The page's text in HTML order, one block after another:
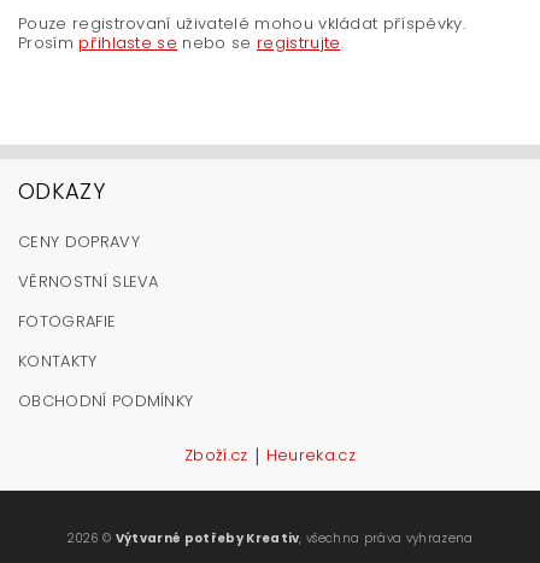
Pouze registrovaní uživatelé mohou vkládat příspěvky.
Prosím přihlaste se nebo se registrujte.
ODKAZY
CENY DOPRAVY
VĚRNOSTNÍ SLEVA
FOTOGRAFIE
KONTAKTY
OBCHODNÍ PODMÍNKY
Zboží.cz | Heureka.cz
2026 © Výtvarné potřeby Kreativ, všechna práva vyhrazena